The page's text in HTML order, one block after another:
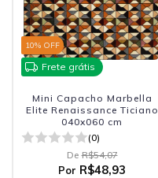
10% OFF
Frete grátis
Mini Capacho Marbella
Elite Renaissance Ticiano
040x060 cm
(0)
De R$54,07
Por R$48,93